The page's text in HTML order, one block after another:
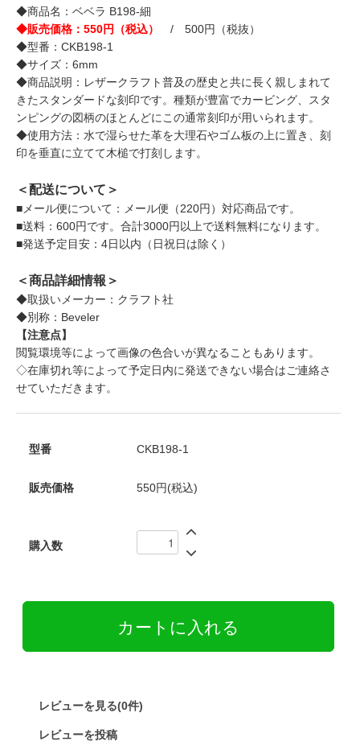
◆商品名：ベベラ B198-細
◆販売価格：550円（税込）
/ 500円（税抜）
◆型番：CKB198-1
◆サイズ：6mm
◆商品説明：レザークラフト普及の歴史と共に長く親しまれて
きたスタンダードな刻印です。種類が豊富でカービング、スタ
ンピングの図柄のほとんどにこの通常刻印が用いられます。
◆使用方法：水で湿らせた革を大理石やゴム板の上に置き、刻
印を垂直に立てて木槌で打刻します。
＜配送について＞
■メール便について：メール便（220円）対応商品です。
■送料：600円です。合計3000円以上で送料無料になります。
■発送予定目安：4日以内（日祝日は除く）
＜商品詳細情報＞
◆取扱いメーカー：クラフト社
◆別称：Beveler
【注意点】
閲覧環境等によって画像の色合いが異なることもあります。
◇在庫切れ等によって予定日内に発送できない場合はご連絡さ
せていただきます。
型番 CKB198-1
販売価格 550円(税込)
購入数
レビューを見る(0件)
レビューを投稿